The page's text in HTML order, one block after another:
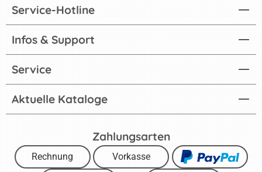
Aktuelle Kataloge
Service-Hotline
Infos & Support
Service
Zahlungsarten
Rechnung Vorkasse